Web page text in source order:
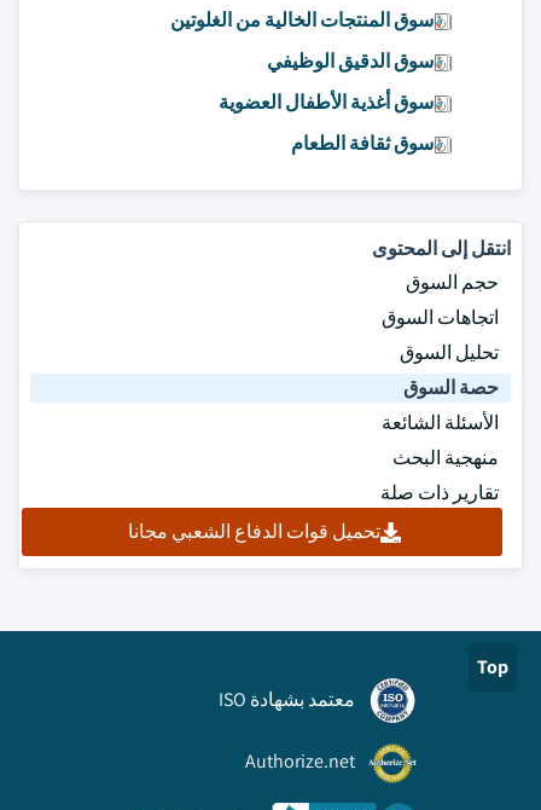
سوق المنتجات الخالية من الغلوتين
سوق الدقيق الوظيفي
سوق أغذية الأطفال العضوية
سوق ثقافة الطعام
انتقل إلى المحتوى
حجم السوق
اتجاهات السوق
تحليل السوق
حصة السوق
الأسئلة الشائعة
منهجية البحث
تقارير ذات صلة
تحميل قوات الدفاع الشعبي مجانا
Top
معتمد بشهادة ISO
Authorize.net